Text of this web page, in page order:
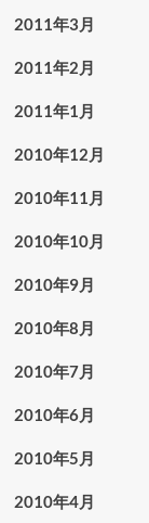
2011年3月
2011年2月
2011年1月
2010年12月
2010年11月
2010年10月
2010年9月
2010年8月
2010年7月
2010年6月
2010年5月
2010年4月